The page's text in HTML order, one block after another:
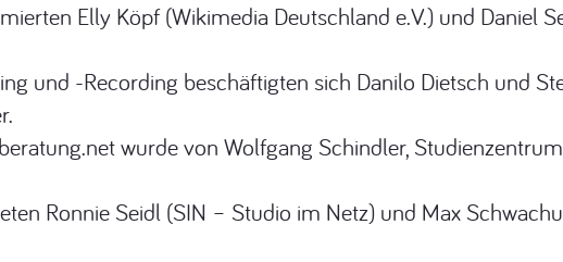
Elly Köpf (Wikimedia Deutschland e.V.) und Daniel
und -Recording beschäftigten sich Danilo Dietsch und
wurde von Wolfgang Schindler,
Ronnie Seidl (SIN – Studio im Netz) und Max